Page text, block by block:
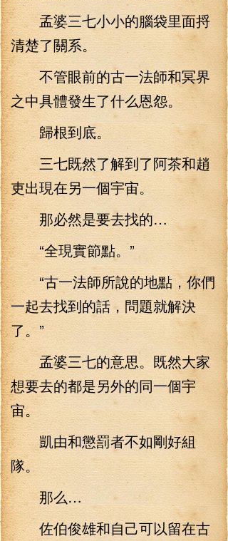
孟婆三七小小的腦袋里面捋
清楚了關系。
不管眼前的古一法師和冥界
之中具體發生了什么恩怨。
歸根到底。
三七既然了解到了阿茶和趙
吏出現在另一個宇宙。
那必然是要去找的…
“全現實節點。”
“古一法師所說的地點，你們
一起去找到的話，問題就解決
了。”
孟婆三七的意思。既然大家
想要去的都是另外的同一個宇
宙。
凱由和懲罰者不如剛好組
隊。
那么…
佐伯俊雄和自己可以留在古